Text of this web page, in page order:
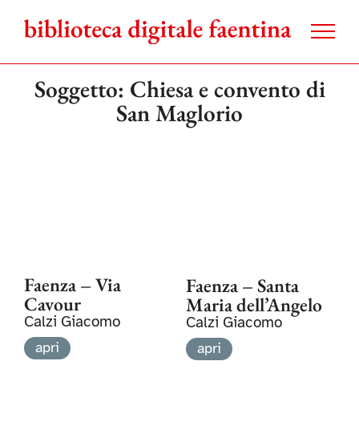
contenuto
Soggetto: Chiesa e convento di
San Maglorio
Faenza – Via
Cavour
Calzi Giacomo
apri
Faenza – Santa
Maria dell’Angelo
Calzi Giacomo
apri